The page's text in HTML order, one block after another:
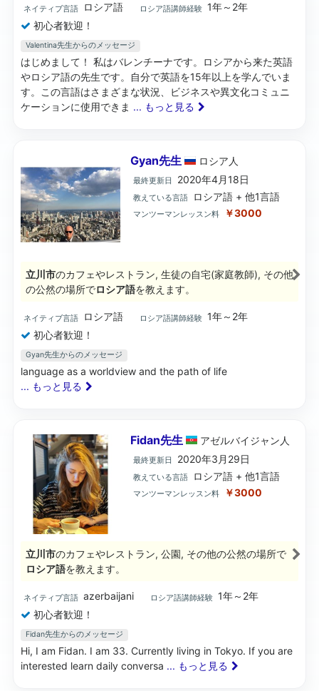
ネイティブ言語 ロシア語 ロシア語講師経験 1年～2年
初心者歓迎！
Valentina先生からのメッセージ
はじめまして！ 私はバレンチーナです。ロシアから来た英語
やロシア語の先生です。自分で英語を15年以上を学んでいま
す。この言語はさまざまな状況、ビジネスや異文化コミュニ
ケーションに使用できま ... もっと見る
Gyan先生 ロシア 人
最終更新日 2020年4月18日
教えている言語 ロシア語 + 他1言語
マンツーマンレッスン料 ￥3000
立川市のカフェやレストラン, 生徒の自宅(家庭教師), その他
の公然の場所でロシア語を教えます。
ネイティブ言語 ロシア語 ロシア語講師経験 1年～2年
初心者歓迎！
Gyan先生からのメッセージ
language as a worldview and the path of life
... もっと見る
Fidan先生 アゼルバイジャン 人
最終更新日 2020年3月29日
教えている言語 ロシア語 + 他1言語
マンツーマンレッスン料 ￥3000
立川市のカフェやレストラン, 公園, その他の公然の場所で
ロシア語を教えます。
ネイティブ言語 azerbaijani ロシア語講師経験 1年～2年
初心者歓迎！
Fidan先生からのメッセージ
Hi, I am Fidan. I am 33. Currently living in Tokyo. If you are
interested learn daily conversa ... もっと見る